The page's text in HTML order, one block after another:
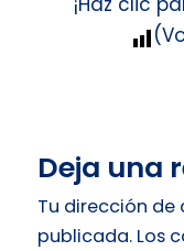
Deja una
Tu dirección de
publicada. Los